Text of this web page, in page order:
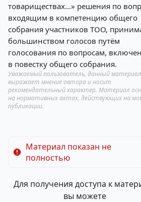
товариществах…» решения по
входящим в компетенцию общего
собрания участников ТОО,
большинством голосов путём
голосования по вопросам,
в повестку общего собрания.
Уважаемый пользователь, данный материал
выражает мнение автора и носит
рекомендательный характер. Материал
на нормативных актах, действующих на
публикации.
Материал показан не
полностью
Для получения доступа к
вы можете